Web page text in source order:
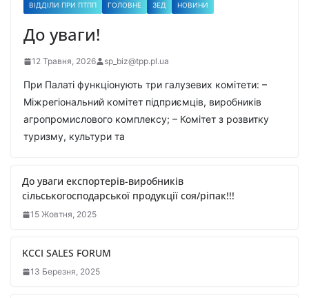
ВІДДІЛИ ПРИ ПТПП ГОЛОВНЕ ЗЕД НОВИНИ
До уваги!
12 Травня, 2026 sp_biz@tpp.pl.ua
При Палаті функціонують три галузевих комітети: –
Міжрегіональний комітет підприємців, виробників
агропромислового комплексу; – Комітет з розвитку
туризму, культури та
До уваги експортерів-виробників
сільськогосподарської продукції соя/ріпак!!!
15 Жовтня, 2025
KCCI SALES FORUM
13 Березня, 2025